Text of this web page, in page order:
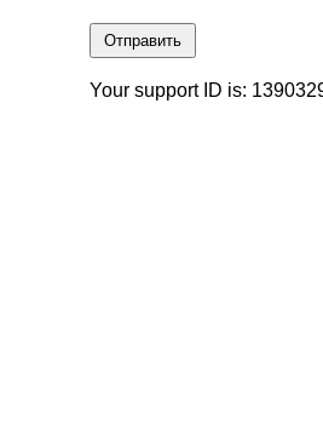
Отправить
Your support ID is: